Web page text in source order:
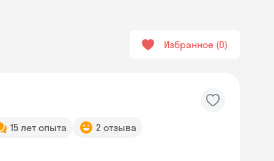
Избранное 0
15 лет опыта 2 отзыва